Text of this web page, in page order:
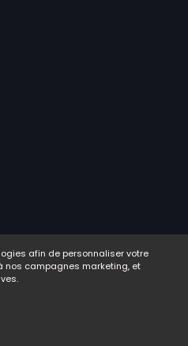
afin de personnaliser votre
nos campagnes marketing, et